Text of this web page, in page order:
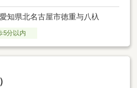
愛知県北名古屋市徳重与八杁
5分以内